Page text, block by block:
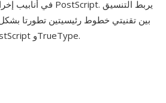
بين تقنيتي خطوط رئيسيتين تطورتا
البيني عبر منظومتي PostScript وTrueType.